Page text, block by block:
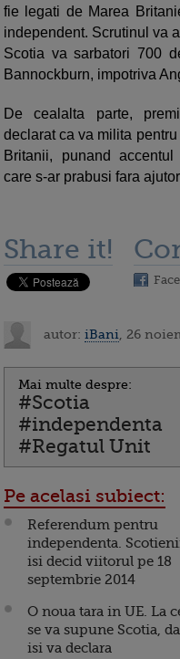
fie legati de Marea
independent. Scrutinul va
Scotia va sarbatori 700
Bannockburn, impotriva
De cealalta parte,
declarat ca va milita
Britanii, punand
care s-ar prabusi fara
Share it!
autor: iBani , 26
Mai multe despre:
#Scotia
#independenta
#Regatul Unit
Pe acelasi subiect:
Referendum pentru
independenta.
isi decid viitorul pe 18
septembrie 2014
O noua tara in UE. La
se va supune Scotia,
isi va declara